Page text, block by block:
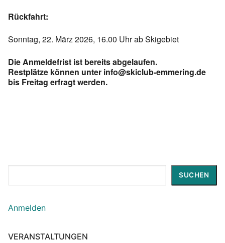
Rückfahrt:
Sonntag, 22. März 2026, 16.00 Uhr ab Skigebiet
Die Anmeldefrist ist bereits abgelaufen.
Restplätze können unter info@skiclub-emmering.de
bis Freitag erfragt werden.
SUCHEN
Anmelden
VERANSTALTUNGEN